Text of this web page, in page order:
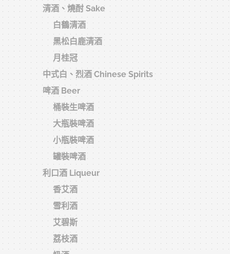
清酒、燒酎 Sake
白鶴清酒
黑松白鹿清酒
月桂冠
中式白、烈酒 Chinese Spirits
啤酒 Beer
桶裝生啤酒
大瓶裝啤酒
小瓶裝啤酒
罐裝啤酒
利口酒 Liqueur
香艾酒
雪利酒
艾碧斯
荔枝酒
精釀啤酒
索